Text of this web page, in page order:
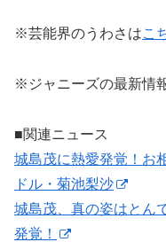
※芸能界のうわさはこ
※ジャニーズの最新情
■関連ニュース
城島茂に熱愛発覚！お
ドル・菊池梨沙
城島茂、真の姿はとん
発覚！